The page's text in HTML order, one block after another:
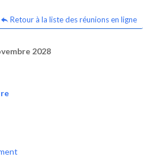
Retour à la liste des réunions en ligne
2028